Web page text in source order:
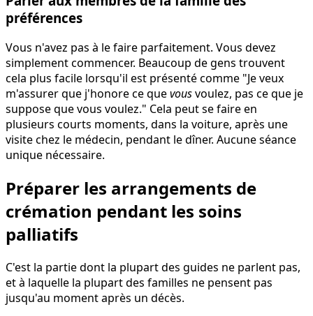
préférences
Vous n'avez pas à le faire parfaitement. Vous devez
simplement commencer. Beaucoup de gens trouvent
cela plus facile lorsqu'il est présenté comme "Je veux
m'assurer que j'honore ce quevousvoulez, pas ce que je
suppose que vous voulez." Cela peut se faire en
plusieurs courts moments, dans la voiture, après une
visite chez le médecin, pendant le dîner. Aucune séance
unique nécessaire.
Préparer les arrangements de
crémation pendant les soins
palliatifs
C'est la partie dont la plupart des guides ne parlent pas,
et à laquelle la plupart des familles ne pensent pas
jusqu'au moment après un décès.